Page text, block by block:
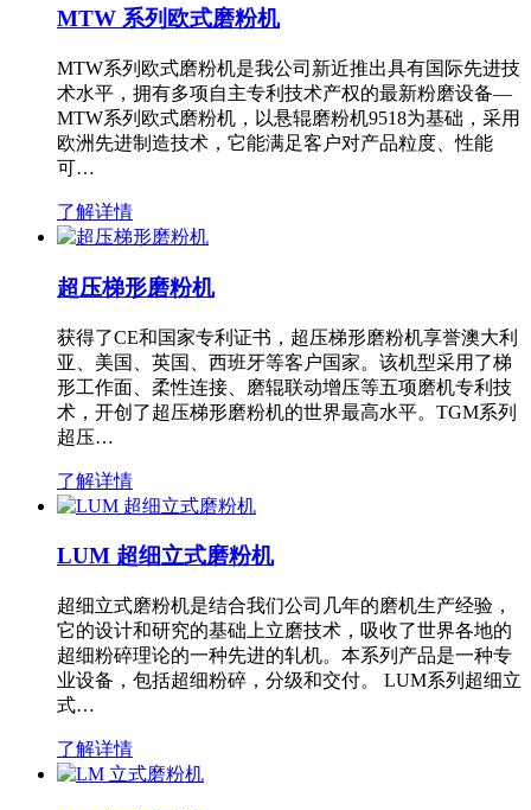
MTW 系列欧式磨粉机
MTW系列欧式磨粉机是我公司新近推出具有国际先进技
术水平，拥有多项自主专利技术产权的最新粉磨设备—
MTW系列欧式磨粉机，以悬辊磨粉机9518为基础，采用
欧洲先进制造技术，它能满足客户对产品粒度、性能
可…
了解详情
超压梯形磨粉机
获得了CE和国家专利证书，超压梯形磨粉机享誉澳大利
亚、美国、英国、西班牙等客户国家。该机型采用了梯
形工作面、柔性连接、磨辊联动增压等五项磨机专利技
术，开创了超压梯形磨粉机的世界最高水平。TGM系列
超压…
了解详情
LUM 超细立式磨粉机
超细立式磨粉机是结合我们公司几年的磨机生产经验，
它的设计和研究的基础上立磨技术，吸收了世界各地的
超细粉碎理论的一种先进的轧机。本系列产品是一种专
业设备，包括超细粉碎，分级和交付。 LUM系列超细立
式…
了解详情